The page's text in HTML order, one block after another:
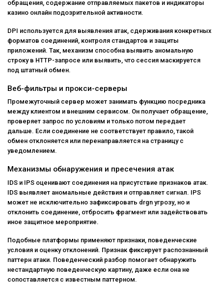
обращения, содержание отправляемых пакетов и индикаторы
казино онлайн подозрительной активности.
DPI используется для выявления атак, сдерживания конкретных
форматов соединений, контроля стандартов и защиты
приложений. Так, механизм способна выявить аномальную
строку в HTTP-запросе или выявить, что сессия маскируется
под штатный обмен.
Веб-фильтры и прокси-серверы
Промежуточный сервер может занимать функцию посредника
между клиентом и внешним сервисом. Он получает обращение,
проверяет запрос по условиям и только потом передает
дальше. Если соединение не соответствует правило, такой
обмен отклоняется или перенаправляется на страницу с
уведомлением.
Механизмы обнаружения и пресечения атак
IDS и IPS оценивают соединения на присутствие признаков атак.
IDS выявляет аномальные действия и отправляет сигнал. IPS
может не исключительно зафиксировать drgn угрозу, но и
отклонить соединение, отбросить фрагмент или задействовать
иное защитное мероприятие.
Подобные платформы применяют признаки, поведенческие
условия и оценку отклонений. Признак фиксирует распознанный
паттерн атаки. Поведенческий разбор помогает обнаружить
нестандартную поведенческую картину, даже если она не
сопоставляется с известным паттерном.